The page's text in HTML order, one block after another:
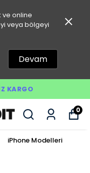
ve online
veya bölgeyi
Devam
KARGO
0
iPhone Modelleri